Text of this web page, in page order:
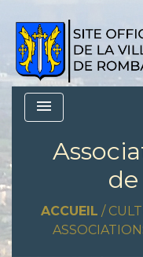
menu
ACCUEIL /